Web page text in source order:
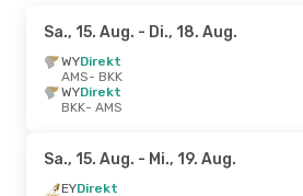
Sa., 15. Aug. - Di., 18. Aug.
WYDirekt
AMS- BKK
WYDirekt
BKK- AMS
Sa., 15. Aug. - Mi., 19. Aug.
EYDirekt